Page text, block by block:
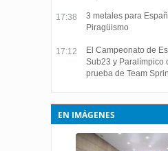
17:38
3 metales para
Piragüismo
17:12
El Campeonato de
Sub23 y Paralímpico
prueba de Team
EN IMÁGENES